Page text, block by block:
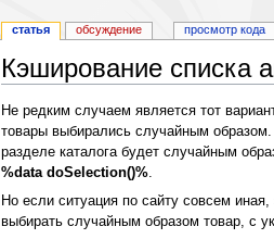
Кэширование списка
Не редким случаем является тот
товары выбирались случайным
разделе каталога будет случайным
%data doSelection()%.
Но если ситуация по сайту совсем
выбирать случайным образом товар, с
статья обсуждение просмотр кода